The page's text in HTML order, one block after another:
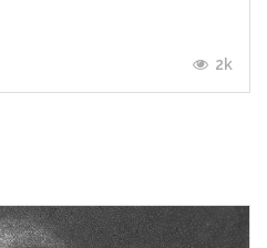
2k